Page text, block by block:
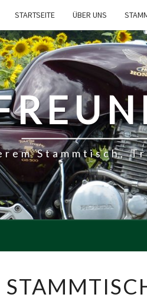
STARTSEITE ÜBER UNS
Stammtisch,
–